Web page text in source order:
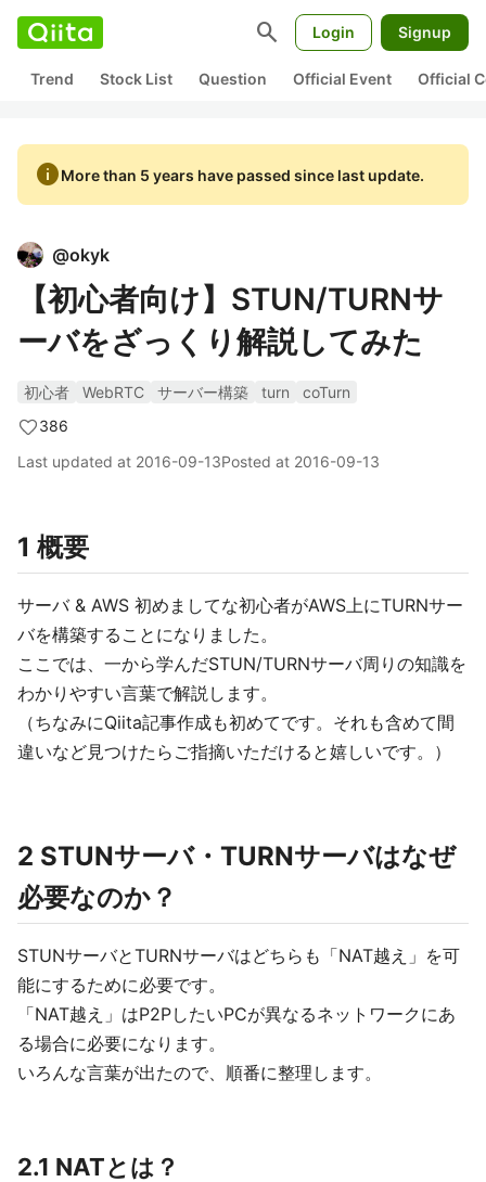
search Login Signup
Trend Stock List Question Official Event Official
infoMore than 5 years have passed since last update.
@okyk
【初心者向け】STUN/TURNサ
ーバをざっくり解説してみた
初心者 WebRTC サーバー構築 turn
coTurn
386
Last updated at 2016-09-13Posted at 2016-09-13
1 概要
サーバ & AWS 初めましてな初心者がAWS上にTURNサー
バを構築することになりました。
ここでは、一から学んだSTUN/TURNサーバ周りの知識を
わかりやすい言葉で解説します。
（ちなみにQiita記事作成も初めてです。それも含めて間
違いなど見つけたらご指摘いただけると嬉しいです。）
2 STUNサーバ・TURNサーバはなぜ
必要なのか？
STUNサーバとTURNサーバはどちらも「NAT越え」を可
能にするために必要です。
「NAT越え」はP2PしたいPCが異なるネットワークにあ
る場合に必要になります。
いろんな言葉が出たので、順番に整理します。
2.1 NATとは？